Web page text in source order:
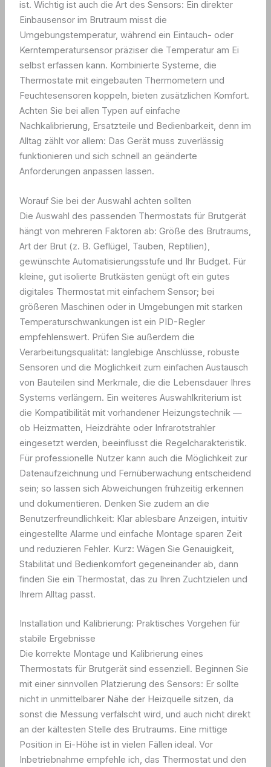
ist. Wichtig ist auch die Art des Sensors: Ein direkter
Einbausensor im Brutraum misst die
Umgebungstemperatur, während ein Eintauch- oder
Kerntemperatursensor präziser die Temperatur am Ei
selbst erfassen kann. Kombinierte Systeme, die
Thermostate mit eingebauten Thermometern und
Feuchtesensoren koppeln, bieten zusätzlichen Komfort.
Achten Sie bei allen Typen auf einfache
Nachkalibrierung, Ersatzteile und Bedienbarkeit, denn im
Alltag zählt vor allem: Das Gerät muss zuverlässig
funktionieren und sich schnell an geänderte
Anforderungen anpassen lassen.
Worauf Sie bei der Auswahl achten sollten
Die Auswahl des passenden Thermostats für Brutgerät
hängt von mehreren Faktoren ab: Größe des Brutraums,
Art der Brut (z. B. Geflügel, Tauben, Reptilien),
gewünschte Automatisierungsstufe und Ihr Budget. Für
kleine, gut isolierte Brutkästen genügt oft ein gutes
digitales Thermostat mit einfachem Sensor; bei
größeren Maschinen oder in Umgebungen mit starken
Temperaturschwankungen ist ein PID-Regler
empfehlenswert. Prüfen Sie außerdem die
Verarbeitungsqualität: langlebige Anschlüsse, robuste
Sensoren und die Möglichkeit zum einfachen Austausch
von Bauteilen sind Merkmale, die die Lebensdauer Ihres
Systems verlängern. Ein weiteres Auswahlkriterium ist
die Kompatibilität mit vorhandener Heizungstechnik —
ob Heizmatten, Heizdrähte oder Infrarotstrahler
eingesetzt werden, beeinflusst die Regelcharakteristik.
Für professionelle Nutzer kann auch die Möglichkeit zur
Datenaufzeichnung und Fernüberwachung entscheidend
sein; so lassen sich Abweichungen frühzeitig erkennen
und dokumentieren. Denken Sie zudem an die
Benutzerfreundlichkeit: Klar ablesbare Anzeigen, intuitiv
eingestellte Alarme und einfache Montage sparen Zeit
und reduzieren Fehler. Kurz: Wägen Sie Genauigkeit,
Stabilität und Bedienkomfort gegeneinander ab, dann
finden Sie ein Thermostat, das zu Ihren Zuchtzielen und
Ihrem Alltag passt.
Installation und Kalibrierung: Praktisches Vorgehen für
stabile Ergebnisse
Die korrekte Montage und Kalibrierung eines
Thermostats für Brutgerät sind essenziell. Beginnen Sie
mit einer sinnvollen Platzierung des Sensors: Er sollte
nicht in unmittelbarer Nähe der Heizquelle sitzen, da
sonst die Messung verfälscht wird, und auch nicht direkt
an der kältesten Stelle des Brutraums. Eine mittige
Position in Ei-Höhe ist in vielen Fällen ideal. Vor
Inbetriebnahme empfehle ich, das Thermostat und den